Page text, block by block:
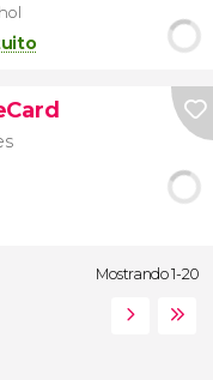
Mostrando 1-20